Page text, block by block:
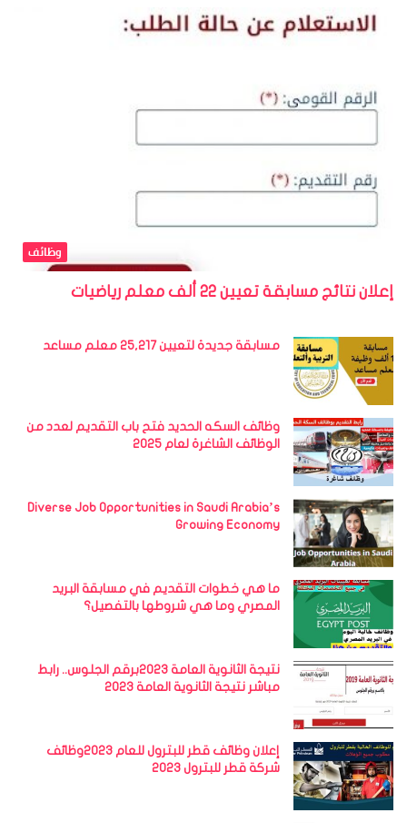
وظائف
إعلان نتائج مسابقة تعيين 22 ألف معلم رياضيات
مسابقة جديدة لتعيين 25,217 معلم مساعد
وظائف السكه الحديد فتح باب التقديم لعدد من
الوظائف الشاغرة لعام 2025
Diverse Job Opportunities in Saudi Arabia’s
Growing Economy
ما هي خطوات التقديم في مسابقة البريد
المصري وما هي شروطها بالتفصيل؟
نتيجة الثانوية العامة 2023برقم الجلوس.. رابط
مباشر نتيجة الثانوية العامة 2023
إعلان وظائف قطر للبترول للعام 2023وظائف
شركة قطر للبترول 2023